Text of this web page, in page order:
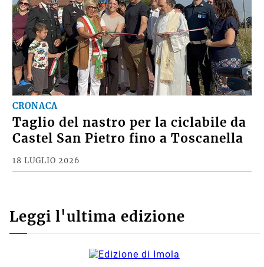
CRONACA
Taglio del nastro per la ciclabile da
Castel San Pietro fino a Toscanella
18 LUGLIO 2026
Leggi l'ultima edizione